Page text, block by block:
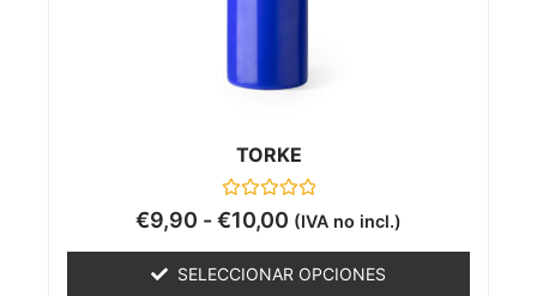
TORKE
Valorado
con
5
€9,90 -€10,00 (IVA no incl.)
SELECCIONAR OPCIONES